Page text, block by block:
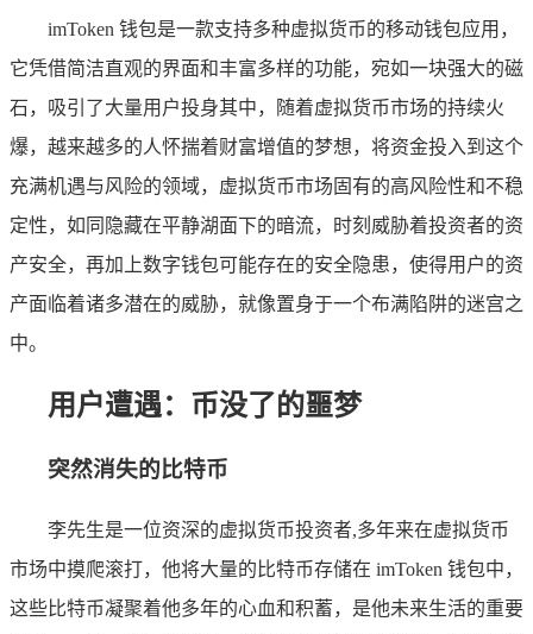
imToken 钱包是一款支持多种虚拟货币的移动钱包应用，
它凭借简洁直观的界面和丰富多样的功能，宛如一块强大的磁
石，吸引了大量用户投身其中，随着虚拟货币市场的持续火
爆，越来越多的人怀揣着财富增值的梦想，将资金投入到这个
充满机遇与风险的领域，虚拟货币市场固有的高风险性和不稳
定性，如同隐藏在平静湖面下的暗流，时刻威胁着投资者的资
产安全，再加上数字钱包可能存在的安全隐患，使得用户的资
产面临着诸多潜在的威胁，就像置身于一个布满陷阱的迷宫之
中。
用户遭遇：币没了的噩梦
突然消失的比特币
李先生是一位资深的虚拟货币投资者,多年来在虚拟货币
市场中摸爬滚打，他将大量的比特币存储在 imToken 钱包中，
这些比特币凝聚着他多年的心血和积蓄，是他未来生活的重要